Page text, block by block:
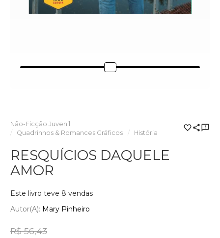
Não-Ficção Juvenil
Quadrinhos & Romances Gráficos
História
RESQUÍCIOS DAQUELE
AMOR
Este livro teve 8 vendas
Autor(a): Mary Pinheiro
R$ 56,43